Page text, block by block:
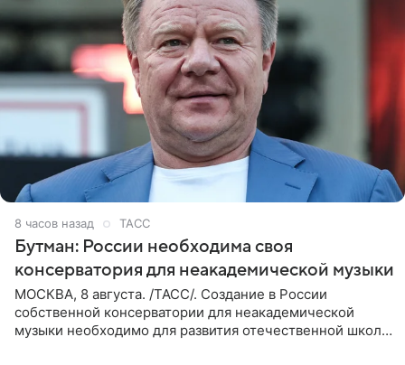
8 часов назад ТАСС
Бутман: России необходима своя
консерватория для неакадемической музыки
МОСКВА, 8 августа. /ТАСС/. Создание в России
собственной консерватории для неакадемической
музыки необходимо для развития отечественной школы